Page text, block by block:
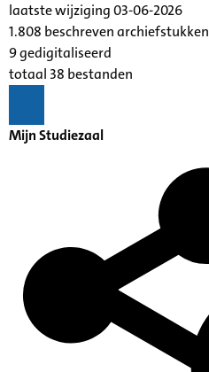
laatste wijziging 03-06-2026
1.808 beschreven archiefstukken
9 gedigitaliseerd
totaal 38 bestanden
Mijn Studiezaal